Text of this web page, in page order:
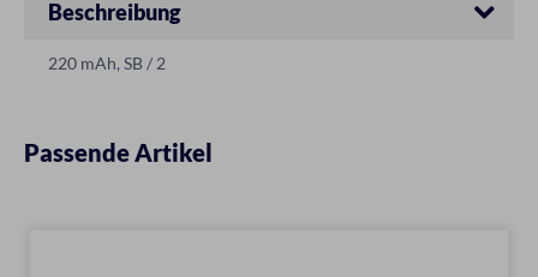
Beschreibung
220 mAh, SB / 2
Passende Artikel